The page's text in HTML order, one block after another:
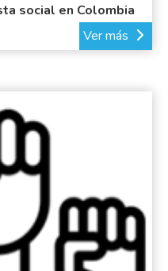
social en Colombia
Ver más